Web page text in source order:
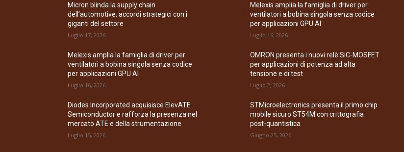
Micron blinda la supply chain
dell’automotive: accordi strategici con i
giganti del settore
Luglio 17, 2026
Melexis amplia la famiglia di driver per
ventilatori a bobina singola senza codice
per applicazioni GPU AI
Luglio 16, 2026
Diodes Incorporated acquisisce ElevATE
Semiconductor e rafforza la presenza nel
mercato ATE e della strumentazione
Luglio 15, 2026
Melexis amplia la famiglia di driver per
ventilatori a bobina singola senza codice
per applicazioni GPU AI
Luglio 16, 2026
OMRON presenta i nuovi relè SiC-MOSFET
per applicazioni di potenza ad alta
tensione e di test
Luglio 2, 2026
STMicroelectronics presenta il primo chip
mobile sicuro ST54M con crittografia
post-quantistica
Giugno 25, 2026